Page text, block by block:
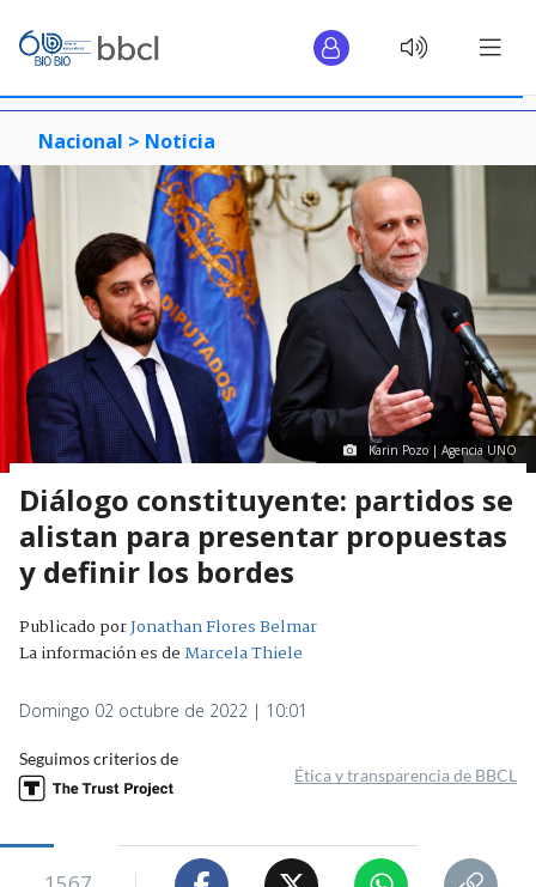
Nacional > Noticia
Karin Pozo | Agencia UNO
Diálogo constituyente: partidos se
alistan para presentar propuestas
y definir los bordes
Publicado porJonathan Flores Belmar
La información es deMarcela Thiele
Domingo 02 octubre de 2022 | 10:01
Seguimos criterios de
Ética y transparencia de BBCL